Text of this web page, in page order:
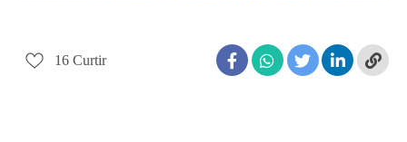
16 Curtir